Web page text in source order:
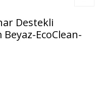
Destekli
Beyaz-EcoClean-